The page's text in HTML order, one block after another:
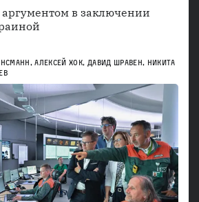
аргументом в заключении
,АЛЕКСЕЙ ХОК, ДАВИД ШРАВЕН, НИКИТА